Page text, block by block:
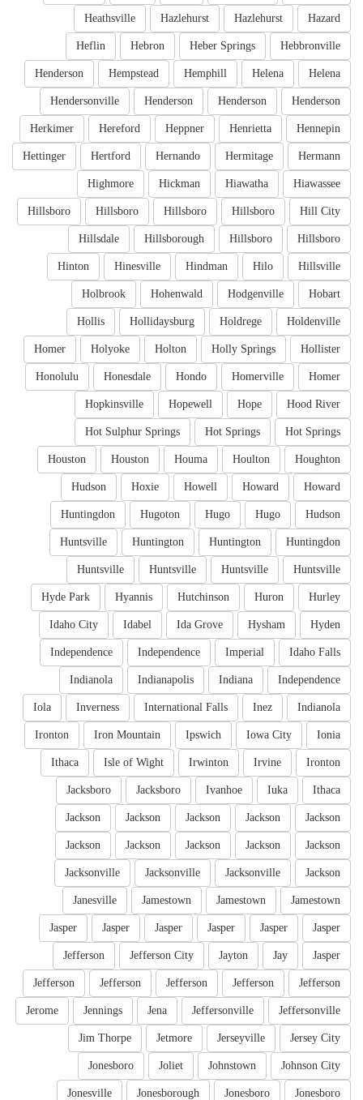
Hazard
Hazlehurst
Hazlehurst
Heathsville
Hebbronville
Heber Springs
Hebron
Heflin
Helena
Helena
Hemphill
Hempstead
Henderson
Henderson
Henderson
Henderson
Hendersonville
Hennepin
Henrietta
Heppner
Hereford
Herkimer
Hermann
Hermitage
Hernando
Hertford
Hettinger
Hiawassee
Hiawatha
Hickman
Highmore
Hill City
Hillsboro
Hillsboro
Hillsboro
Hillsboro
Hillsboro
Hillsboro
Hillsborough
Hillsdale
Hillsville
Hilo
Hindman
Hinesville
Hinton
Hobart
Hodgenville
Hohenwald
Holbrook
Holdenville
Holdrege
Hollidaysburg
Hollis
Hollister
Holly Springs
Holton
Holyoke
Homer
Homer
Homerville
Hondo
Honesdale
Honolulu
Hood River
Hope
Hopewell
Hopkinsville
Hot Springs
Hot Springs
Hot Sulphur Springs
Houghton
Houlton
Houma
Houston
Houston
Howard
Howard
Howell
Hoxie
Hudson
Hudson
Hugo
Hugo
Hugoton
Huntingdon
Huntingdon
Huntington
Huntington
Huntsville
Huntsville
Huntsville
Huntsville
Huntsville
Hurley
Huron
Hutchinson
Hyannis
Hyde Park
Hyden
Hysham
Ida Grove
Idabel
Idaho City
Idaho Falls
Imperial
Independence
Independence
Independence
Indiana
Indianapolis
Indianola
Indianola
Inez
International Falls
Inverness
Iola
Ionia
Iowa City
Ipswich
Iron Mountain
Ironton
Ironton
Irvine
Irwinton
Isle of Wight
Ithaca
Ithaca
Iuka
Ivanhoe
Jacksboro
Jacksboro
Jackson
Jackson
Jackson
Jackson
Jackson
Jackson
Jackson
Jackson
Jackson
Jackson
Jackson
Jacksonville
Jacksonville
Jacksonville
Jamestown
Jamestown
Jamestown
Janesville
Jasper
Jasper
Jasper
Jasper
Jasper
Jasper
Jasper
Jay
Jayton
Jefferson City
Jefferson
Jefferson
Jefferson
Jefferson
Jefferson
Jefferson
Jeffersonville
Jeffersonville
Jena
Jennings
Jerome
Jersey City
Jerseyville
Jetmore
Jim Thorpe
Johnson City
Johnstown
Joliet
Jonesboro
Jonesboro
Jonesboro
Jonesborough
Jonesville